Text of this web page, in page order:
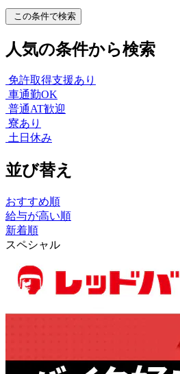
この条件で検索
人気の条件から検索
免許取得支援あり
車通勤OK
普通AT歓迎
寮あり
土日休み
並び替え
おすすめ順
給与が高い順
新着順
スペシャル